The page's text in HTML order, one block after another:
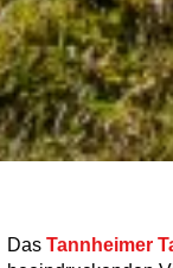
Das Tannheimer